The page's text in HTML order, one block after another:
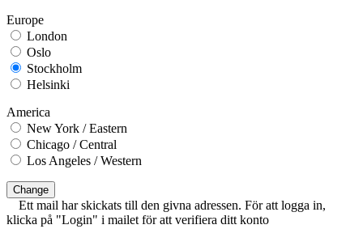
Europe
London
Oslo
Stockholm
Helsinki
America
New York / Eastern
Chicago / Central
Los Angeles / Western
Change
Ett mail har skickats till den givna adressen. För att logga in,
klicka på "Login" i mailet för att verifiera ditt konto